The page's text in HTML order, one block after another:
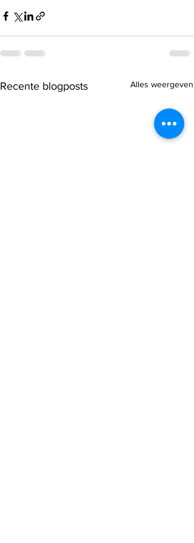
Recente blogposts Alles weergeven